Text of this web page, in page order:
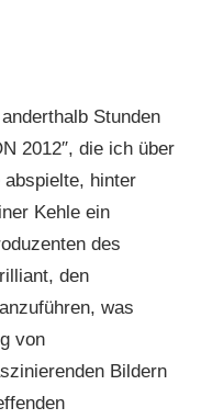
Stunden
2012″, die ich über
abspielte, hinter
Kehle ein
des
den
was
von
Bildern